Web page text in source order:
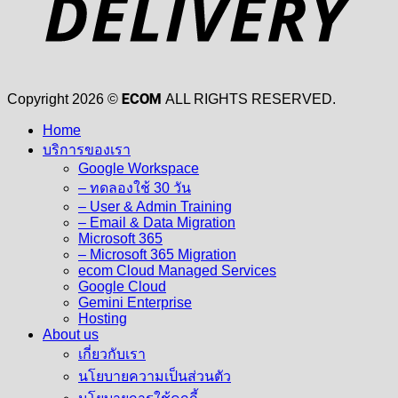
Copyright 2026 © ECOM ALL RIGHTS RESERVED.
Home
บริการของเรา
Google Workspace
– ทดลองใช้ 30 วัน
– User & Admin Training
– Email & Data Migration
Microsoft 365
– Microsoft 365 Migration
ecom Cloud Managed Services
Google Cloud
Gemini Enterprise
Hosting
About us
เกี่ยวกับเรา
นโยบายความเป็นส่วนตัว